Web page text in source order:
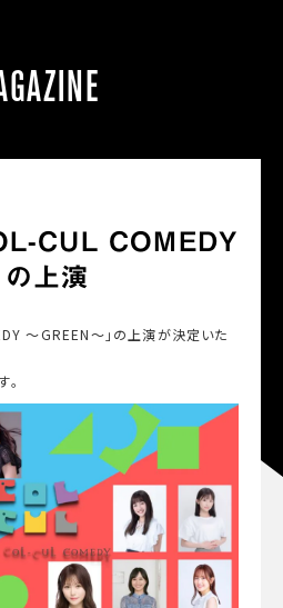
CUL COMEDY
の上演
～GREEN～」の上演が決定いた